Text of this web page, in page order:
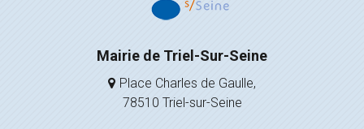
Mairie de Triel-Sur-Seine
Place Charles de Gaulle,
78510 Triel-sur-Seine